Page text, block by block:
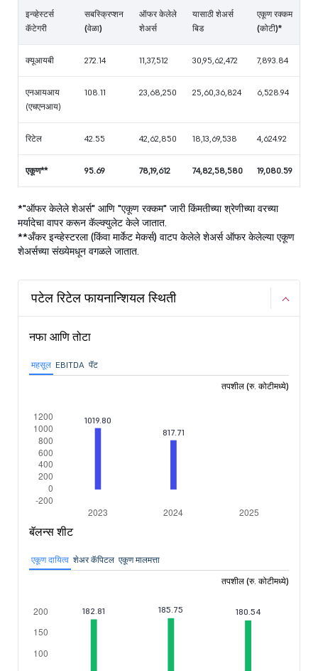
इन्व्हेस्टर्स
कॅटेगरी
सबस्क्रिप्शन
(वेळा)
ऑफर केलेले
शेअर्स
यासाठी शेअर्स
बिड
एकूण रक्कम
(कोटी)*
क्यूआयबी 272.14 11,37,512 30,95,62,472 7,893.84
एनआयआय
(एचएनआय)
108.11 23,68,250 25,60,36,824 6,528.94
रिटेल 42.55 42,62,850 18,13,69,538 4,624.92
एकूण** 95.69 78,19,612 74,82,58,580 19,080.59
*"ऑफर केलेले शेअर्स" आणि "एकूण रक्कम" जारी किंमतीच्या श्रेणीच्या वरच्या
मर्यादेचा वापर करून कॅल्क्युलेट केले जातात.
**अँकर इन्व्हेस्टरला (किंवा मार्केट मेकर्स) वाटप केलेले शेअर्स ऑफर केलेल्या एकूण
शेअर्सच्या संख्येमधून वगळले जातात.
पटेल रिटेल फायनान्शियल स्थिती
नफा आणि तोटा
महसूल EBITDA पॅट
तपशील (रु. कोटीमध्ये)
बॅलन्स शीट
एकूण दायित्व शेअर कॅपिटल एकूण मालमत्ता
तपशील (रु. कोटीमध्ये)